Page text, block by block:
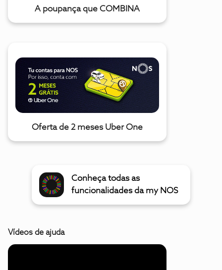
A poupança que COMBINA
Oferta de 2 meses Uber One
Conheça todas as
funcionalidades da my NOS
Vídeos de ajuda